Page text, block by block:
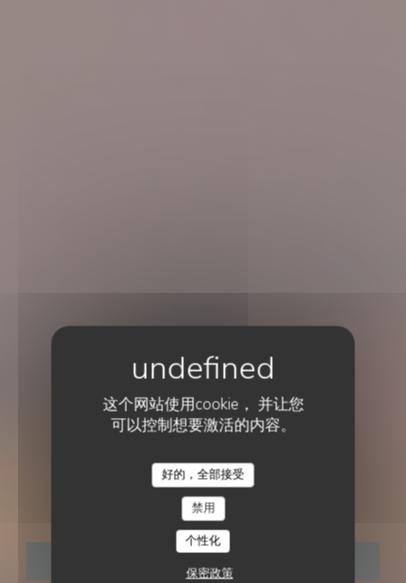
这个网站使用cookie， 并让您
可以控制想要激活的内容。
好的，全部接受
禁用
个性化
保密政策
传统餐厅• 邮政编码:
Chez Sukha
CHEZ SUKHA